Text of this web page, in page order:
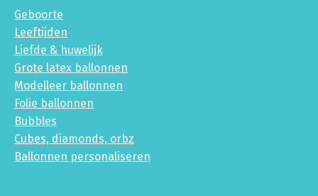
Geboorte
Leeftijden
Liefde & huwelijk
Grote latex ballonnen
Modelleer ballonnen
Folie ballonnen
Bubbles
Cubes, diamonds, orbz
Ballonnen personaliseren